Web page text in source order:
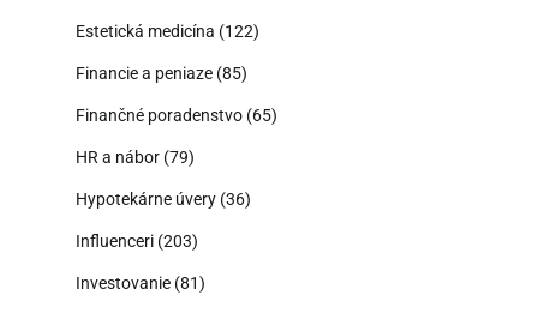
Estetická medicína (122)
Financie a peniaze (85)
Finančné poradenstvo (65)
HR a nábor (79)
Hypotekárne úvery (36)
Influenceri (203)
Investovanie (81)